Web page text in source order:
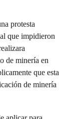
protesta
que impidieron
de minería en
que esta
de minería